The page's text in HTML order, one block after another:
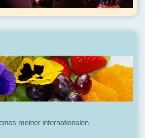
meiner internationalen